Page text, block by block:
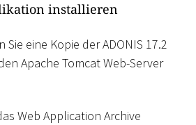
installieren
eine Kopie der ADONIS 17.2
Apache Tomcat Web-Server
Web Application Archive